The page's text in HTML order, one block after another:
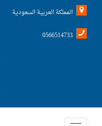
المملكة العربية السعودية
0566514733